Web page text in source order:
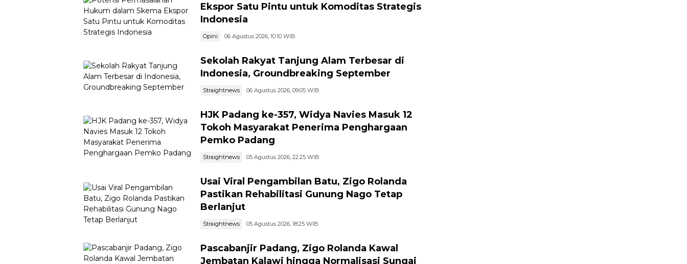
Ekspor Satu Pintu untuk Komoditas Strategis
Indonesia
Opini 06 Agustus 2026, 10:10 WIB
Sekolah Rakyat Tanjung Alam Terbesar di
Indonesia, Groundbreaking September
Straightnews 06 Agustus 2026, 09:05 WIB
HJK Padang ke-357, Widya Navies Masuk 12
Tokoh Masyarakat Penerima Penghargaan
Pemko Padang
Straightnews 05 Agustus 2026, 22:25 WIB
Usai Viral Pengambilan Batu, Zigo Rolanda
Pastikan Rehabilitasi Gunung Nago Tetap
Berlanjut
Straightnews 05 Agustus 2026, 18:25 WIB
Pascabanjir Padang, Zigo Rolanda Kawal
Jembatan Kalawi hingga Normalisasi Sungai